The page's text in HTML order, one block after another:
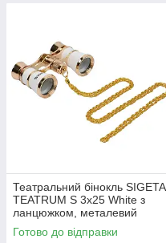
Театральний бінокль SIGETA
TEATRUM S 3x25 White з
ланцюжком, металевий
корпус
Готово до відправки